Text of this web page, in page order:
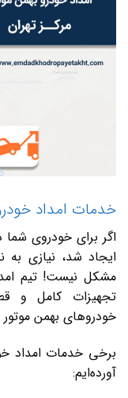
خدمات امداد
اگر برای خودروی
ایجاد شد، نیازی به
مشکل نیست! تیم
تجهیزات کامل و
خودروهای بهمن
برخی خدمات امداد
آورده‌ایم: